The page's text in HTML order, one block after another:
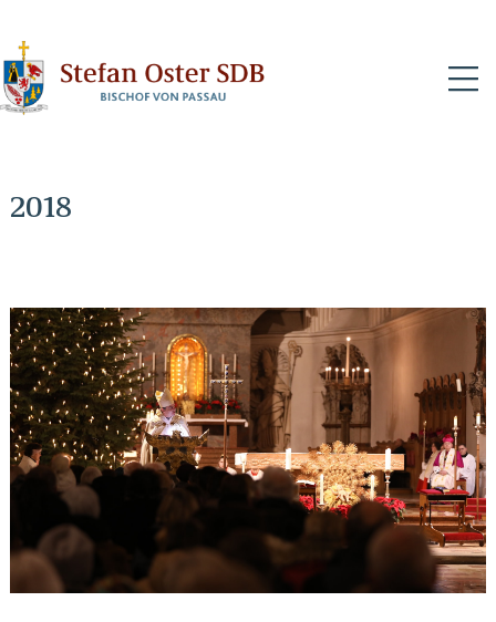
2018